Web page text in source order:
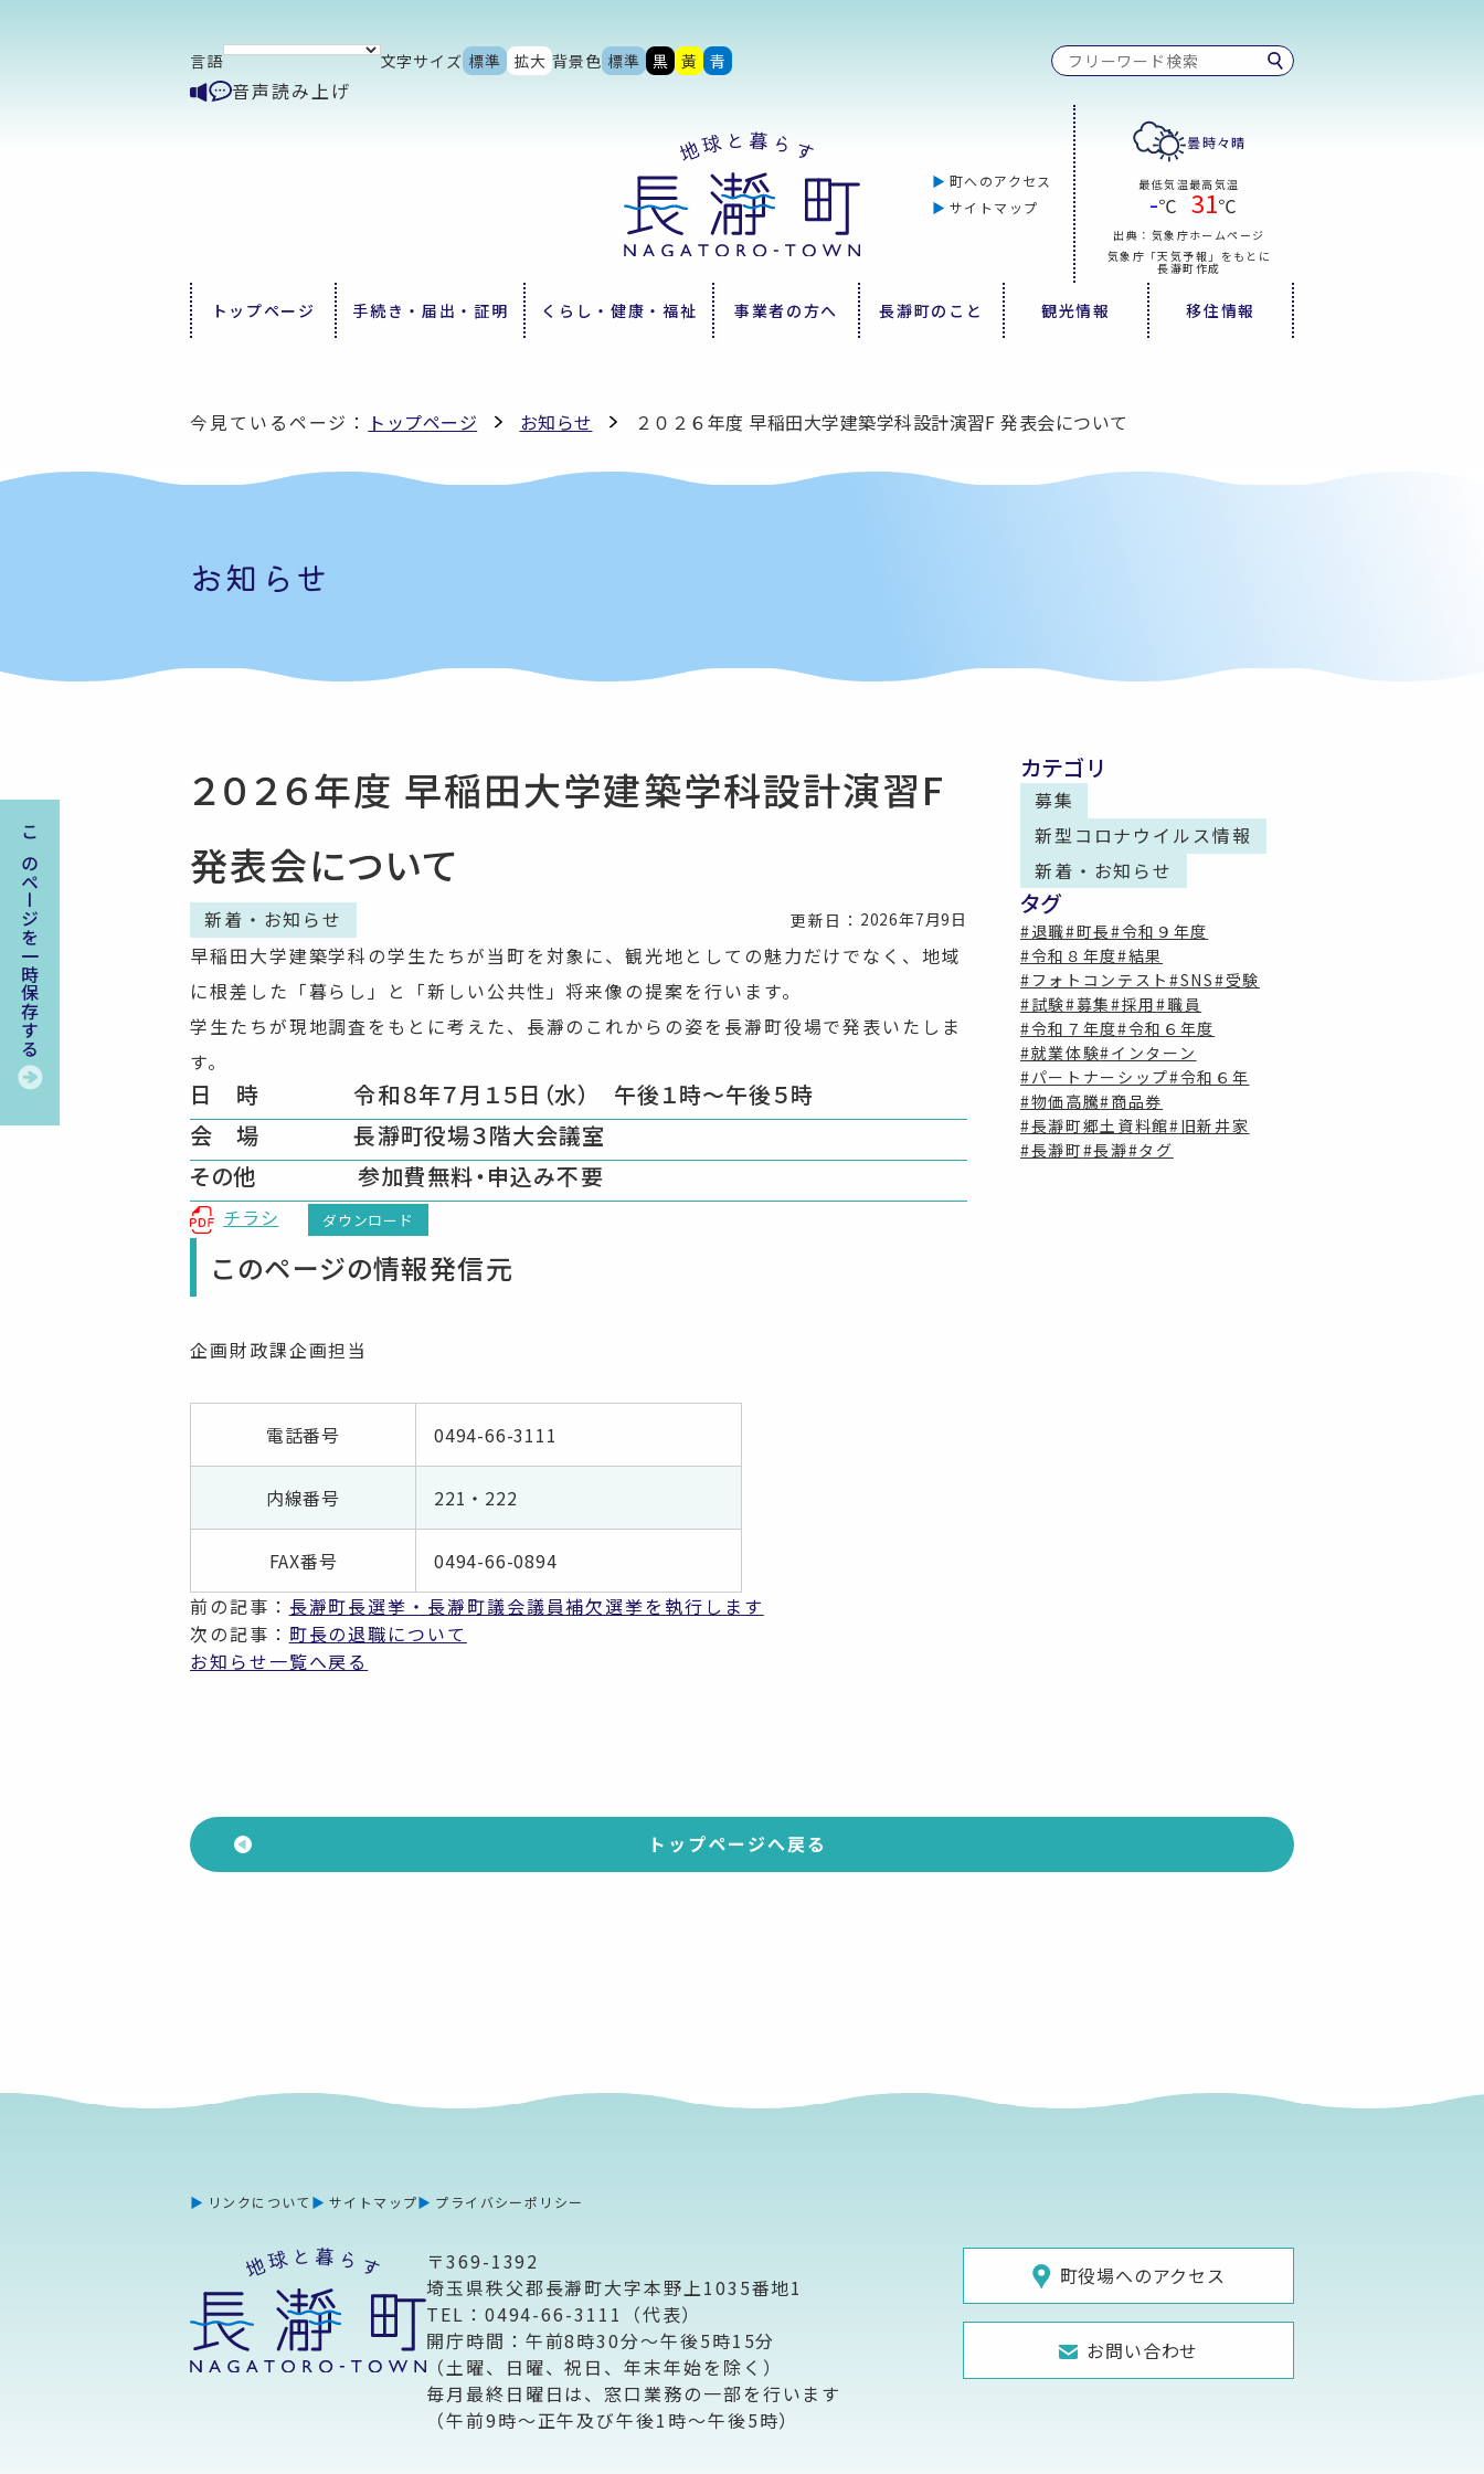
言語 文字サイズ 標準 拡大 背景色 標準 黒 黃 青
音声読み上げ
町へのアクセス
サイトマップ
曇時々晴
最低気温
-℃
最高気温
31℃
出典：気象庁ホームページ
気象庁「天気予報」をもとに
長瀞町作成
トップページ 手続き・届出・証明 くらし・健康・福祉 事業者の方へ 長瀞町のこと 観光情報 移住情報
今見ているページ： トップページ お知らせ ２０２６年度 早稲⽥⼤学建築学科設計演習F 発表会について
お知らせ
２０２６年度 早稲⽥⼤学建築学科設計演習F
発表会について
新着・お知らせ 更新日： 2026年7月9日
早稲田大学建築学科の学生たちが当町を対象に、観光地としての魅力だけでなく、地域
に根差した「暮らし」と「新しい公共性」将来像の提案を行います。
学生たちが現地調査をもとに考えた、長瀞のこれからの姿を長瀞町役場で発表いたしま
す。
日 時 令和８年７月１５日（水） 午後１時〜午後５時
会 場 長瀞町役場３階大会議室
その他 参加費無料・申込み不要
チラシ ダウンロード
このページの情報発信元
企画財政課企画担当
電話番号 0494-66-3111
内線番号 221・222
FAX番号
0494-66-0894
前の記事： 長瀞町長選挙・長瀞町議会議員補欠選挙を執行します
次の記事： 町長の退職について
お知らせ一覧へ戻る
カテゴリ
募集
新型コロナウイルス情報
新着・お知らせ
タグ
#退職#町長#令和９年度
#令和８年度#結果
#フォトコンテスト#SNS#受験
#試験#募集#採用#職員
#令和７年度#令和６年度
#就業体験#インターン
#パートナーシップ#令和６年
#物価高騰#商品券
#長瀞町郷土資料館#旧新井家
#長瀞町#長瀞#タグ
トップページへ戻る
このページを一時保存する
リンクについて サイトマップ プライバシーポリシー
〒369-1392
埼玉県秩父郡長瀞町大字本野上1035番地1
TEL：0494-66-3111（代表）
開庁時間：午前8時30分～午後5時15分
（土曜、日曜、祝日、年末年始を除く）
毎月最終日曜日は、窓口業務の一部を行います
（午前9時～正午及び午後1時～午後5時）
町役場へのアクセス
お問い合わせ